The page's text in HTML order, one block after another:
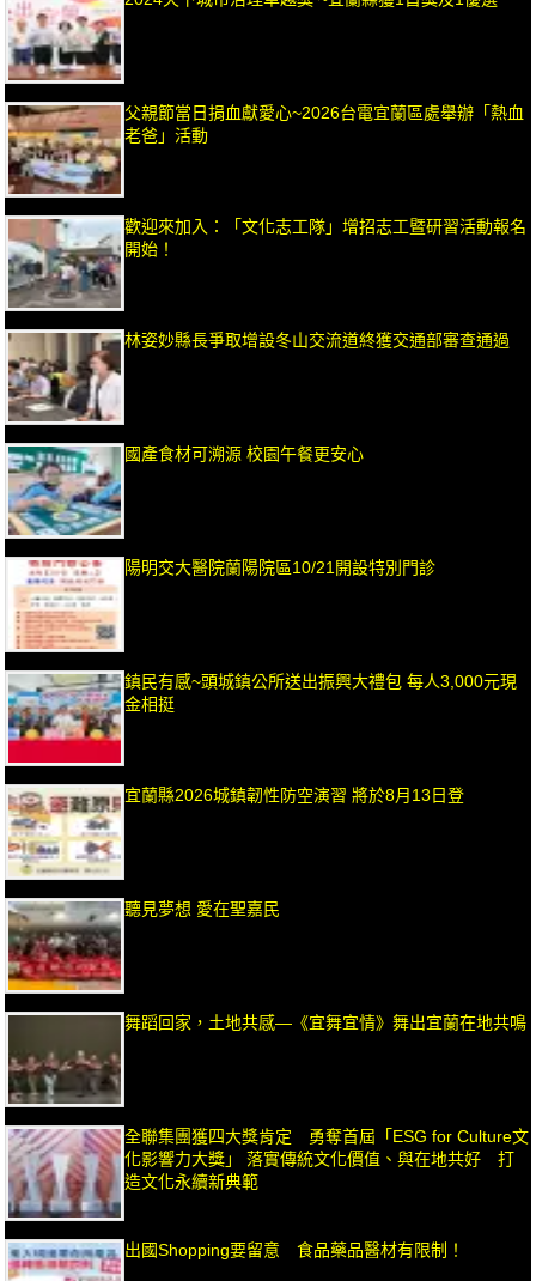
父親節當日捐血獻愛心~2026台電宜蘭區處舉辦「熱血
老爸」活動
歡迎來加入：「文化志工隊」增招志工暨研習活動報名
開始！
林姿妙縣長爭取增設冬山交流道終獲交通部審查通過
國產食材可溯源 校園午餐更安心
陽明交大醫院蘭陽院區10/21開設特別門診
鎮民有感~頭城鎮公所送出振興大禮包 每人3,000元現
金相挺
宜蘭縣2026城鎮韌性防空演習 將於8月13日登
聽見夢想 愛在聖嘉民
舞蹈回家，土地共感—《宜舞宜情》舞出宜蘭在地共鳴
全聯集團獲四大獎肯定 勇奪首屆「ESG for Culture文
化影響力大獎」 落實傳統文化價值、與在地共好 打
造文化永續新典範
出國Shopping要留意 食品藥品醫材有限制！